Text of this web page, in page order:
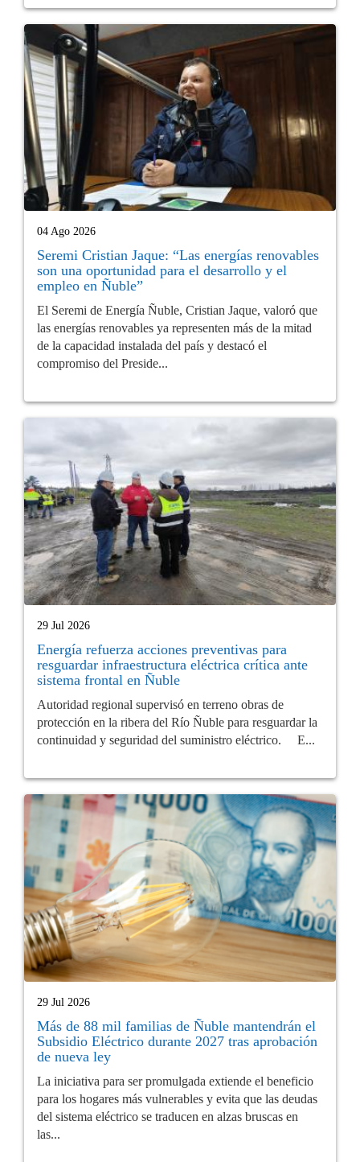
04 Ago 2026
Seremi Cristian Jaque: “Las energías renovables
son una oportunidad para el desarrollo y el
empleo en Ñuble”
El Seremi de Energía Ñuble, Cristian Jaque, valoró que
las energías renovables ya representen más de la mitad
de la capacidad instalada del país y destacó el
compromiso del Preside...
29 Jul 2026
Energía refuerza acciones preventivas para
resguardar infraestructura eléctrica crítica ante
sistema frontal en Ñuble
Autoridad regional supervisó en terreno obras de
protección en la ribera del Río Ñuble para resguardar la
continuidad y seguridad del suministro eléctrico. E...
29 Jul 2026
Más de 88 mil familias de Ñuble mantendrán el
Subsidio Eléctrico durante 2027 tras aprobación
de nueva ley
La iniciativa para ser promulgada extiende el beneficio
para los hogares más vulnerables y evita que las deudas
del sistema eléctrico se traducen en alzas bruscas en
las...